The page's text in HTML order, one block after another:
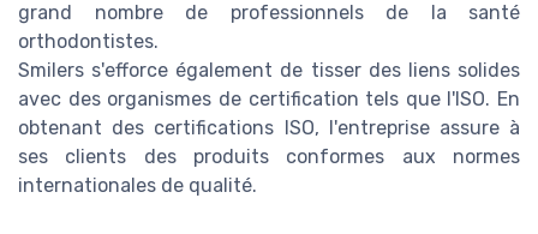
grand nombre de professionnels de la santé
orthodontistes.
Smilers s'efforce également de tisser des liens solides
avec des organismes de certification tels que l'ISO. En
obtenant des certifications ISO, l'entreprise assure à
ses clients des produits conformes aux normes
internationales de qualité.